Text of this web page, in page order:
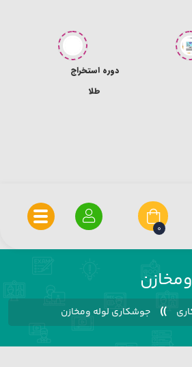
دوره استخراج
طلا
0
» جوشکاری لوله ومخازن